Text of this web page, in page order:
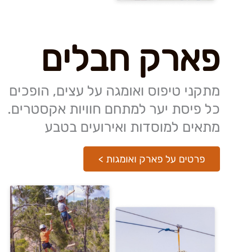
פארק חבלים
מתקני טיפוס ואומגה על עצים, הופכים
כל פיסת יער למתחם חוויות אקסטרים.
מתאים למוסדות ואירועים בטבע
פרטים על פארק ואומגות >